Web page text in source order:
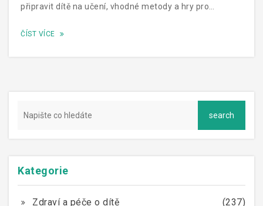
připravit dítě na učení, vhodné metody a hry pro
zajímavá fakta a citace odborníků.
ČÍST VÍCE
Kategorie
Zdraví a péče o dítě
(237)